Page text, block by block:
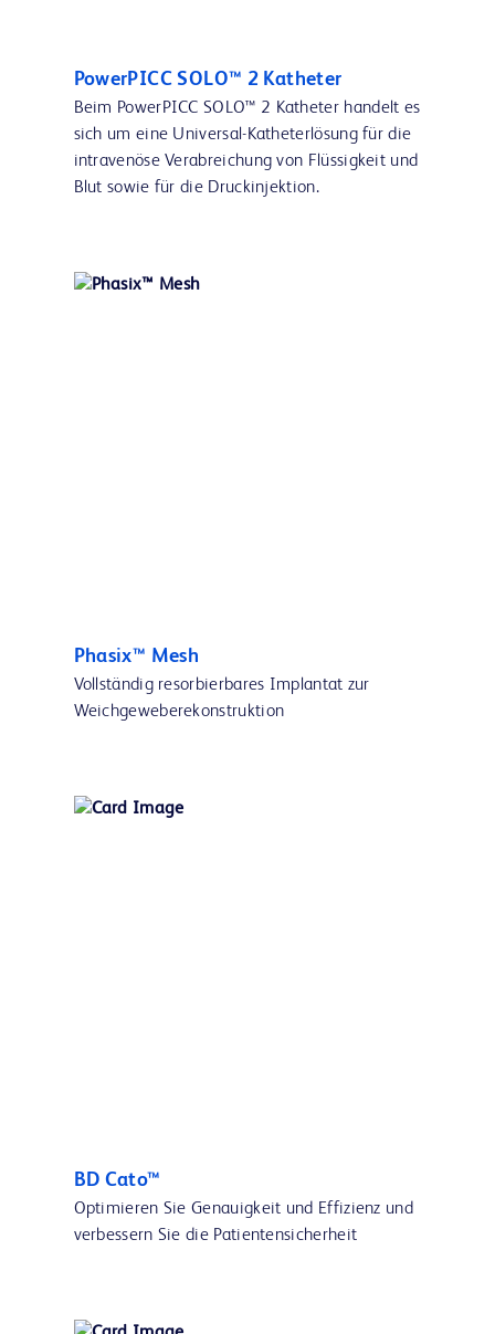
PowerPICC SOLO™ 2 Katheter
Beim PowerPICC SOLO™ 2 Katheter handelt es
sich um eine Universal-Katheterlösung für die
intravenöse Verabreichung von Flüssigkeit und
Blut sowie für die Druckinjektion.
Phasix™ Mesh
Vollständig resorbierbares Implantat zur
Weichgeweberekonstruktion
BD Cato™
Optimieren Sie Genauigkeit und Effizienz und
verbessern Sie die Patientensicherheit